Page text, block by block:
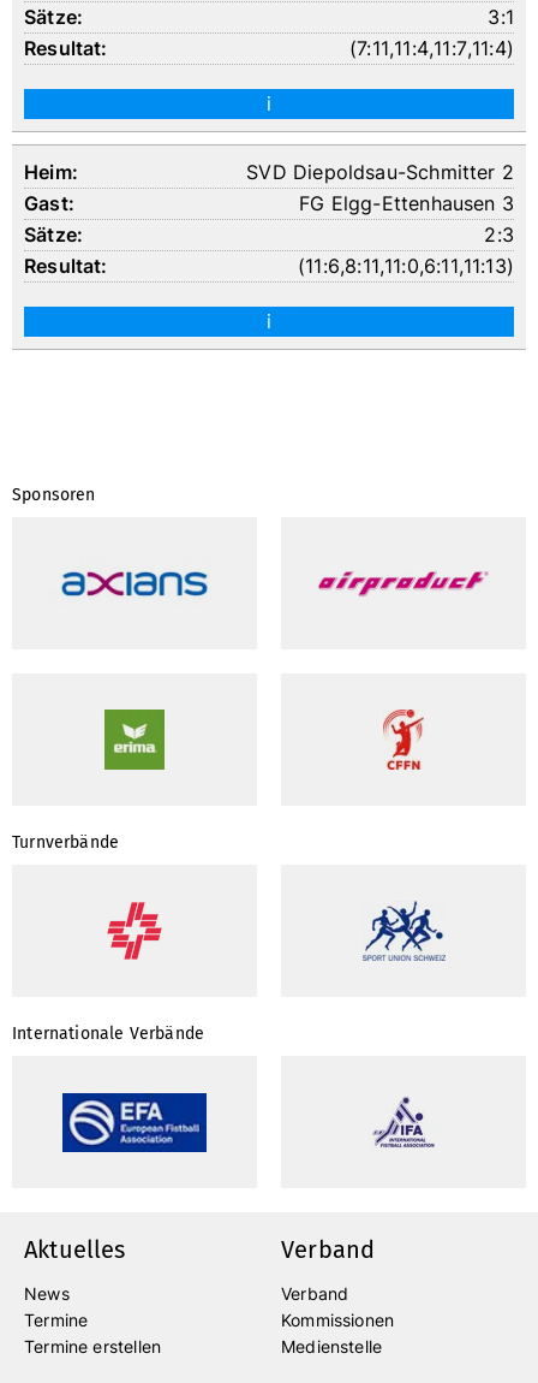
3:1
(7:11,11:4,11:7,11:4)
i
SVD Diepoldsau-Schmitter 2
FG Elgg-Ettenhausen 3
2:3
(11:6,8:11,11:0,6:11,11:13)
i
Sponsoren
Turnverbände
Internationale Verbände
Aktuelles
News
Termine
Termine erstellen
Verband
Verband
Kommissionen
Medienstelle